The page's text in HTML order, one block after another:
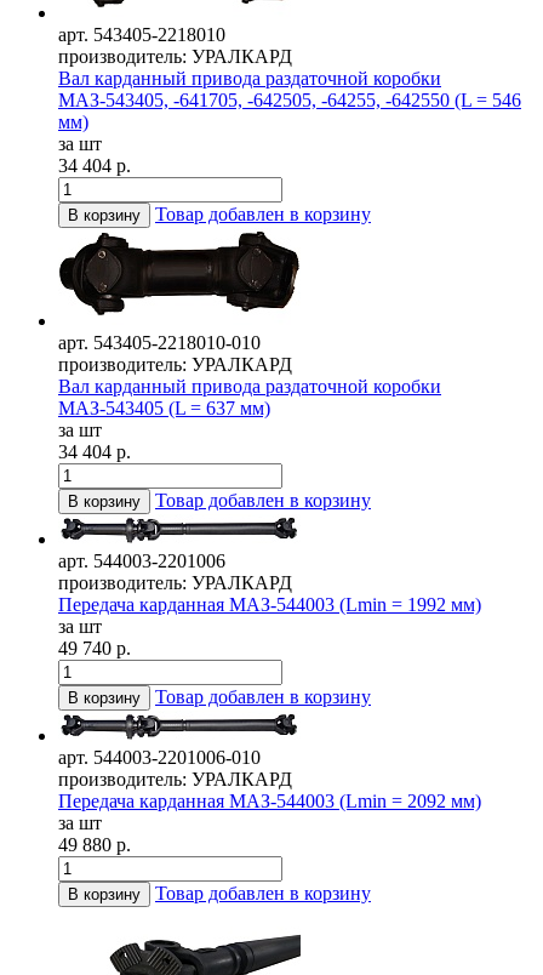
арт. 543405-2218010
производитель: УРАЛКАРД
Вал карданный привода раздаточной коробки
МАЗ-543405, -641705, -642505, -64255, -642550 (L = 546
мм)
за шт
34 404 р.
В корзину Товар добавлен в корзину
арт. 543405-2218010-010
производитель: УРАЛКАРД
Вал карданный привода раздаточной коробки
МАЗ-543405 (L = 637 мм)
за шт
34 404 р.
В корзину Товар добавлен в корзину
арт. 544003-2201006
производитель: УРАЛКАРД
Передача карданная МАЗ-544003 (Lmin = 1992 мм)
за шт
49 740 р.
В корзину Товар добавлен в корзину
арт. 544003-2201006-010
производитель: УРАЛКАРД
Передача карданная МАЗ-544003 (Lmin = 2092 мм)
за шт
49 880 р.
В корзину Товар добавлен в корзину